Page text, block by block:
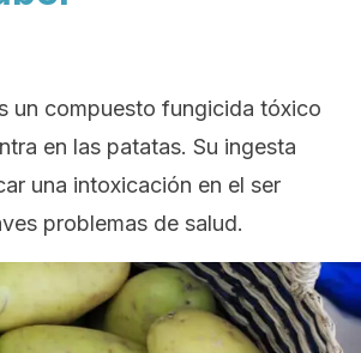
un compuesto fungicida tóxico
en las patatas. Su ingesta
una intoxicación en el ser
problemas de salud.